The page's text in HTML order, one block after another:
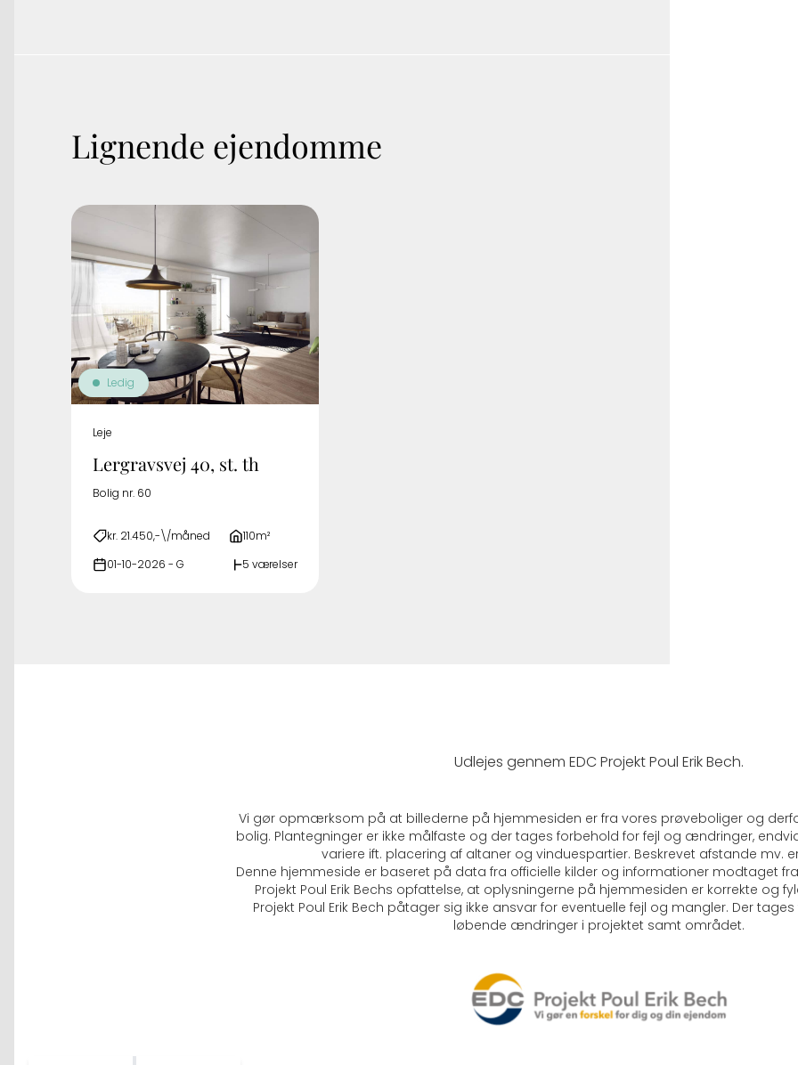
Lignende ejendomme
Ledig
Leje
Lergravsvej 40, st. th
Bolig nr. 60
kr. 21.450,-\/måned 110m²
01-10-2026 - G 5 værelser
Udlejes gennem EDC Projekt Poul Erik Bech.
Vi gør opmærksom på at billederne på hjemmesiden er fra vores prøveboliger og
bolig. Plantegninger er ikke målfaste og der tages forbehold for fejl og ændringer,
variere ift. placering af altaner og vinduespartier. Beskrevet afstande mv.
Denne hjemmeside er baseret på data fra officielle kilder og informationer modtaget fra
Projekt Poul Erik Bechs opfattelse, at oplysningerne på hjemmesiden er korrekte og
Projekt Poul Erik Bech påtager sig ikke ansvar for eventuelle fejl og mangler. Der
løbende ændringer i projektet samt området.